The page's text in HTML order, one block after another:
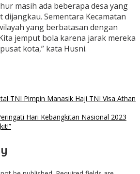
masih ada beberapa desa yang
dijangkau. Sementara Kecamatan
yang berbatasan dengan
jemput bola karena jarak mereka
kota,” kata Husni.
TNI Pimpin Manasik Haji TNI Visa Athan
Hari Kebangkitan Nasional 2023